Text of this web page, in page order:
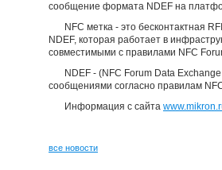
сообщение формата NDEF на
NFC метка - это бесконтактная
NDEF, которая работает в
совместимыми с правилами NFC
NDEF - (NFC Forum Data
сообщениями согласно правилам
Информация с сайта
все новости